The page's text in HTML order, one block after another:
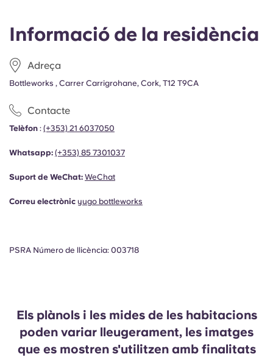
Informació de la residència
Adreça
Bottleworks , Carrer Carrigrohane, Cork, T12 T9CA
Contacte
Telèfon : (+353) 21 6037050
Whatsapp: (+353) 85 7301037
Suport de WeChat: WeChat
Correu electrònic yugo bottleworks
PSRA Número de llicència: 003718
Els plànols i les mides de les habitacions
poden variar lleugerament, les imatges
que es mostren s'utilitzen amb finalitats